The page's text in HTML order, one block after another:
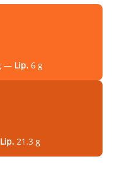
— Lip. 6 g
Lip. 21.3 g